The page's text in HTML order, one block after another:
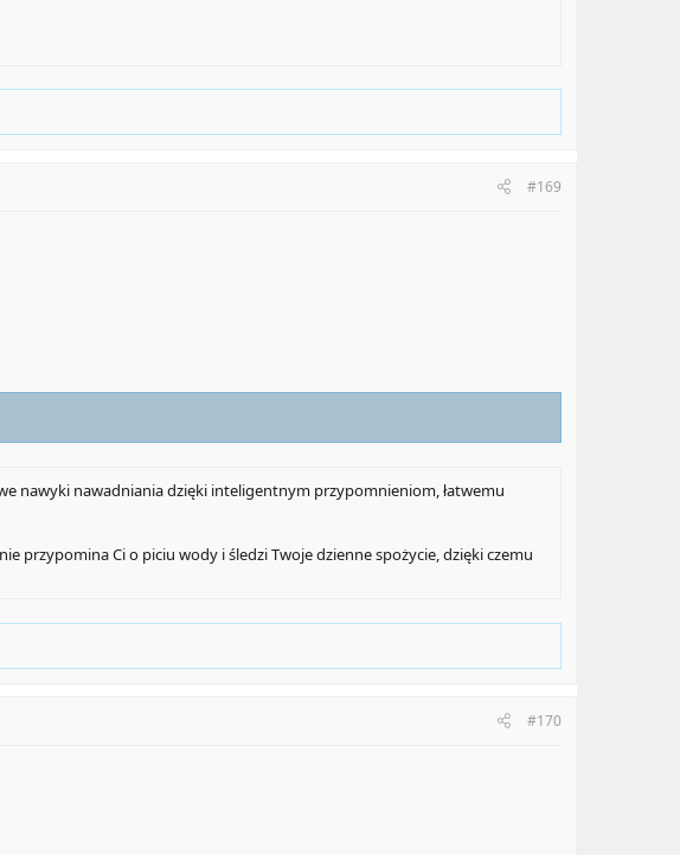
#169
nawyki nawadniania dzięki inteligentnym przypomnieniom, łatwemu
przypomina Ci o piciu wody i śledzi Twoje dzienne spożycie, dzięki czemu
#170